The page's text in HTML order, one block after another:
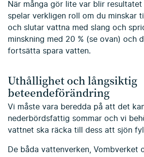
När många gör lite var blir
spelar verkligen roll om du minskar
och slutar vattna med slang och
minskning med 20 % (se ovan) och
fortsätta spara vatten.
Uthållighet och långsiktig
beteendeförändring
Vi måste vara beredda på att det
nederbördsfattig sommar och vi
vattnet ska räcka till dess att sjön
De båda vattenverken, Vombverket